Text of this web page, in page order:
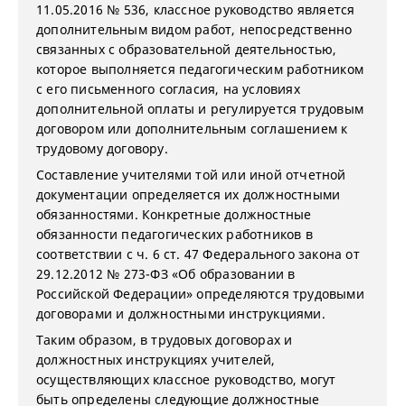
11.05.2016 № 536, классное руководство является
дополнительным видом работ, непосредственно
связанных с образовательной деятельностью,
которое выполняется педагогическим работником
с его письменного согласия, на условиях
дополнительной оплаты и регулируется трудовым
договором или дополнительным соглашением к
трудовому договору.
Составление учителями той или иной отчетной
документации определяется их должностными
обязанностями. Конкретные должностные
обязанности педагогических работников в
соответствии с ч. 6 ст. 47 Федерального закона от
29.12.2012 № 273-ФЗ «Об образовании в
Российской Федерации» определяются трудовыми
договорами и должностными инструкциями.
Таким образом, в трудовых договорах и
должностных инструкциях учителей,
осуществляющих классное руководство, могут
быть определены следующие должностные